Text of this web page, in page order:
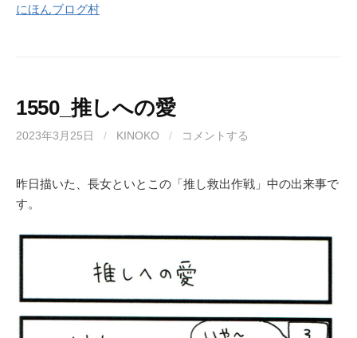
にほんブログ村
1550_推しへの愛
2023年3月25日 / KINOKO / コメントする
昨日描いた、長女といとこの「推し救出作戦」中の出来事で
す。